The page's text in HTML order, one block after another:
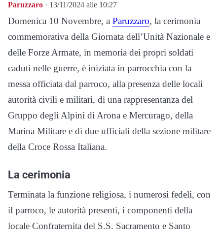
Paruzzaro · 13/11/2024 alle 10:27
Domenica 10 Novembre, a Paruzzaro, la cerimonia
commemorativa della Giornata dell’Unità Nazionale e
delle Forze Armate, in memoria dei propri soldati
caduti nelle guerre, è iniziata in parrocchia con la
messa officiata dal parroco, alla presenza delle locali
autorità civili e militari, di una rappresentanza del
Gruppo degli Alpini di Arona e Mercurago, della
Marina Militare e di due ufficiali della sezione militare
della Croce Rossa Italiana.
La cerimonia
Terminata la funzione religiosa, i numerosi fedeli, con
il parroco, le autorità presenti, i componenti della
locale Confraternita del S.S. Sacramento e Santo